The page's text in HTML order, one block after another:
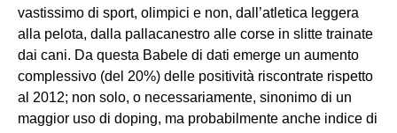
vastissimo di sport, olimpici e non, dall’atletica leggera
alla pelota, dalla pallacanestro alle corse in slitte trainate
dai cani. Da questa Babele di dati emerge un aumento
complessivo (del 20%) delle positività riscontrate rispetto
al 2012; non solo, o necessariamente, sinonimo di un
maggior uso di doping, ma probabilmente anche indice di